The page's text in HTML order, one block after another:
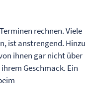
rechnen. Viele
ist anstrengend. Hinzu
ihnen gar nicht über
Geschmack. Ein